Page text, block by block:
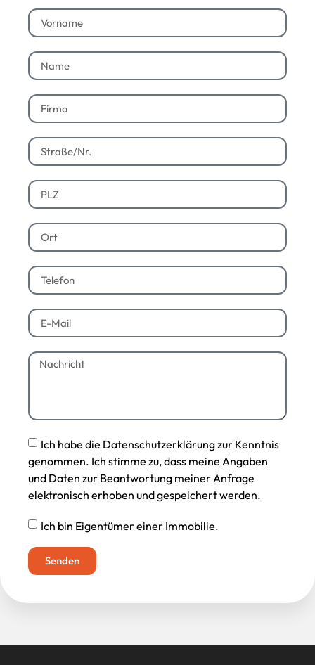
Ich habe die Datenschutzerklärung zur Kenntnis
genommen. Ich stimme zu, dass meine Angaben
und Daten zur Beantwortung meiner Anfrage
elektronisch erhoben und gespeichert werden.
Ich bin Eigentümer einer Immobilie.
Senden